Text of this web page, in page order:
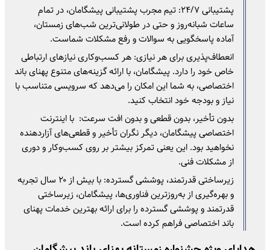
پشتیبانی ۲۴/۷: تیم مجرب پشتیبانی پیشگامان، در تمام
ساعات شبانه‌روز و حتی در طولانی‌ترین شب‌های زمستان،
آماده پاسخگویی به سوالات و رفع مشکلات شماست.
انعطاف‌پذیری برای هر نیازی: هر کسب‌وکاری نیازهای ارتباطی
خاص خود را دارد. پیشگامان، با ارائه گزینه‌های متنوع پهنای باند
اختصاصی، به شما این امکان را می‌دهد که سرویسی متناسب با
نیاز و بودجه خود انتخاب کنید.
بدون تأخیر، بدون قطعی و بدون افت سرعت: با اینترنت
اختصاصی پیشگامان، دیگر نگران تأخیر و قطعی‌های آزاردهنده
نخواهید بود. این یعنی تمرکز بیشتر بر روی کسب‌وکار و دوری
از مشکلات فنی.
زیرساختی قدرتمند، پوششی گسترده: با بیش از ۲۰ سال تجربه
و بهره‌گیری از به‌روزترین فناوری‌ها، پیشگامان، زیرساختی
قدرتمند و پوششی گسترده را برای ارائه بهترین خدمات پهنای
باند اختصاصی فراهم کرده است.